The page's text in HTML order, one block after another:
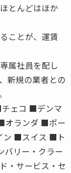
とんどはほか
ことが、運賃
属社員を配し
新規の業者との
ェコ ■デンマ
オランダ ■ポー
ン ■スイス ■ト
リー・クラー
・サービス・セ